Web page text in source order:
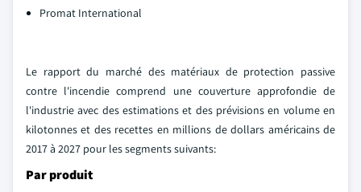
Promat International
Le rapport du marché des matériaux de protection passive
contre l'incendie comprend une couverture approfondie de
l'industrie avec des estimations et des prévisions en volume en
kilotonnes et des recettes en millions de dollars américains de
2017 à 2027 pour les segments suivants:
Par produit